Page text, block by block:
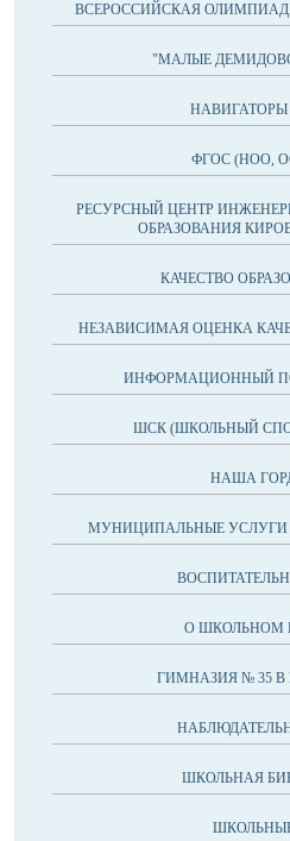
ВСЕРОССИЙСКАЯ
"МАЛЫЕ
НАВИГАТОРЫ
ФГОС (НОО,
РЕСУРСНЫЙ ЦЕНТР
ОБРАЗОВАНИЯ
КАЧЕСТВО
НЕЗАВИСИМАЯ ОЦЕНКА
ИНФОРМАЦИОННЫЙ
ШСК (ШКОЛЬНЫЙ
НАША
МУНИЦИПАЛЬНЫЕ УСЛУГИ
О ШКОЛЬНОМ
ГИМНАЗИЯ № 35 В
ШКОЛЬНАЯ